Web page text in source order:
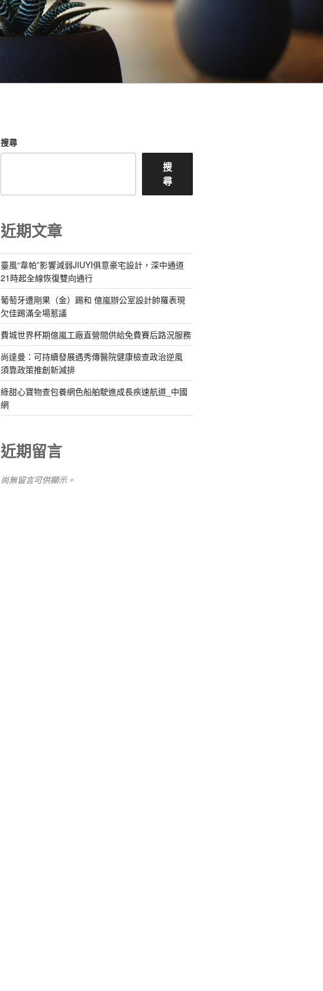
搜尋
搜
尋
近期文章
臺風“韋帕”影響減弱JIUYI俱意豪宅設計，深中通道
21時起全線恢復雙向通行
葡萄牙遭剛果（金）踢和 億嵐辦公室設計帥羅表現
欠佳踢滿全場惹議
費城世界杯期億嵐工廠直營間供給免費賽后路況服務
尚達曼：可持續發展遇秀傳醫院健康檢查政治逆風
須靠政策推創新減排
綠甜心寶物查包養網色船舶駛進成長疾速航道_中國
網
近期留言
尚無留言可供顯示。